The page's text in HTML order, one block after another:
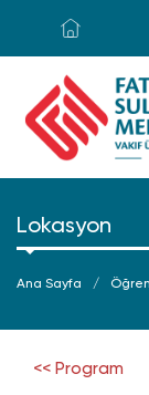
Lokasyon
Ana Sayfa
<< Program